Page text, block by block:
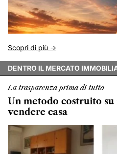
Scopri di più ->
DENTRO IL MERCATO
La trasparenza prima di tutto
Un metodo costruito
vendere casa